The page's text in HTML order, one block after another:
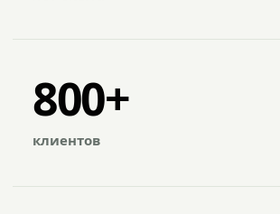
800+
клиентов